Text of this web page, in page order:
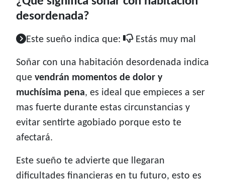
desordenada?
Este sueño indica que: Estás muy mal
Soñar con una habitación desordenada indica
que vendrán momentos de dolor y
muchísima pena, es ideal que empieces a ser
mas fuerte durante estas circunstancias y
evitar sentirte agobiado porque esto te
afectará.
Este sueño te advierte que llegaran
dificultades financieras en tu futuro, esto es